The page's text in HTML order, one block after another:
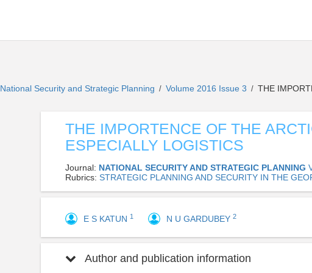
National Security and Strategic Planning / Volume 2016 Issue 3 / THE
THE IMPORTENCE OF THE
ESPECIALLY LOGISTICS
Journal: NATIONAL SECURITY AND STRATEGIC PLANNING
Rubrics: STRATEGIC PLANNING AND SECURITY IN THE
E S KATUN 1 N U GARDUBEY 2
Author and publication information